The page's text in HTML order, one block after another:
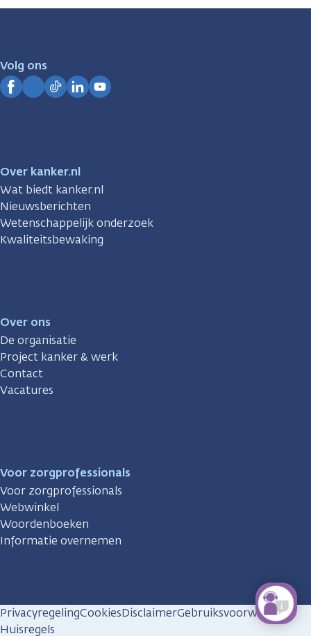
zijn
Volg ons
Over kanker.nl
Wat biedt kanker.nl
Nieuwsberichten
Wetenschappelijk onderzoek
Kwaliteitsbewaking
Over ons
De organisatie
Project kanker & werk
Contact
Vacatures
Voor zorgprofessionals
Voor zorgprofessionals
Webwinkel
Woordenboeken
Informatie overnemen
PrivacyregelingCookiesDisclaimerGebruiksvoorwaarden
Huisregels